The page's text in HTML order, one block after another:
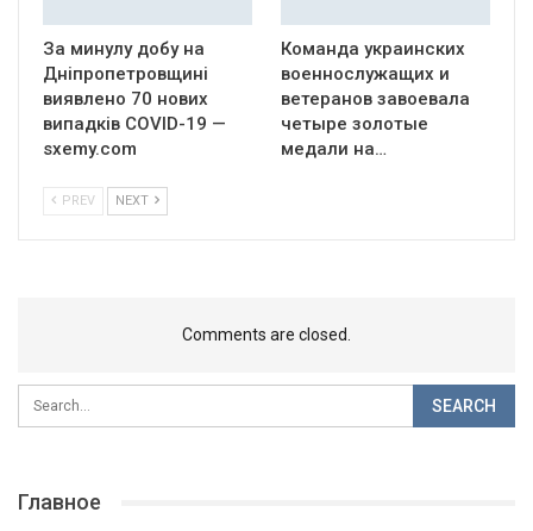
За минулу добу на
Дніпропетровщині
виявлено 70 нових
випадків COVID-19 —
sxemy.com
Команда украинских
военнослужащих и
ветеранов завоевала
четыре золотые
медали на…
PREV NEXT
Comments are closed.
Главное